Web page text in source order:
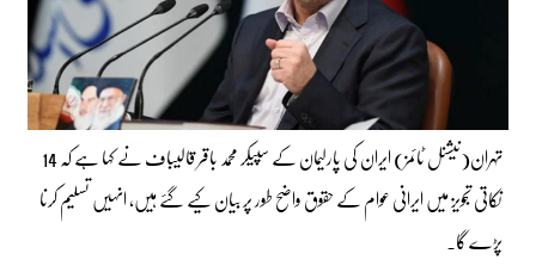
تہران(نیشنل ٹائمز) ایران کی پارلیمان کے سپیکر محمد باقر قالیباف نے کہا ہے کہ 14
نکاتی تجویز میں ایرانی عوام کے حقوق واضح طور پر بیان کیے گئے ہیں، انہیں تسلیم کرنا
پڑے گا۔